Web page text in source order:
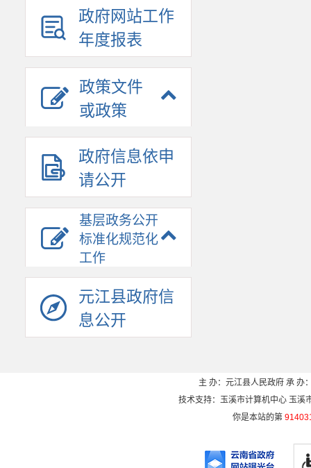
政府网站工作
年度报表
政策文件
或政策
政府信息依申
请公开
基层政务公开
标准化规范化
工作
元江县政府信
息公开
主 办：元江县人民政府 承 办
技术支持：玉溪市计算机中心 玉
你是本站的第